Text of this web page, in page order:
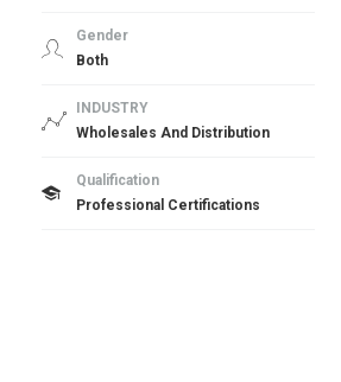
Gender
Both
INDUSTRY
Wholesales And Distribution
Qualification
Professional Certifications